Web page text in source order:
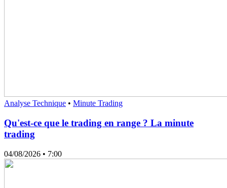
Analyse Technique • Minute Trading
Qu'est-ce que le trading en range ? La minute
trading
04/08/2026 • 7:00